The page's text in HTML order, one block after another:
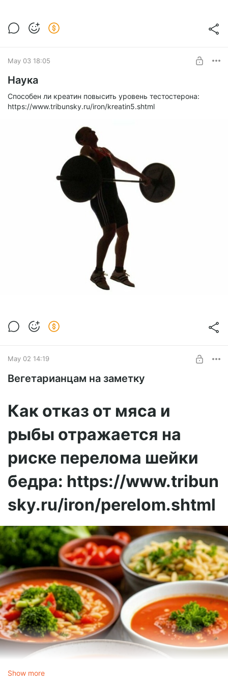
May 03 18:05
Наука
Способен ли креатин повысить уровень тестостерона:
https://www.tribunsky.ru/iron/kreatin5.shtml
May 02 14:19
Вегетарианцам на заметку
Как отказ от мяса и
рыбы отражается на
риске перелома шейки
бедра: https://www.tribun
sky.ru/iron/perelom.shtml
Show more